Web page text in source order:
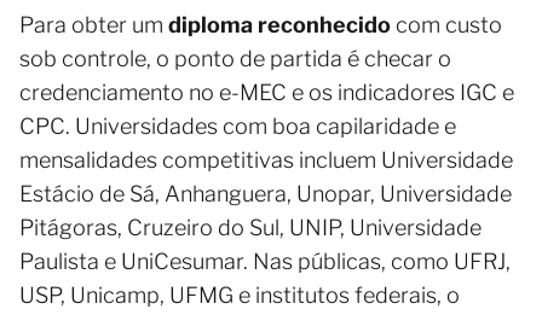
Para obter um diploma reconhecido com custo
sob controle, o ponto de partida é checar o
credenciamento no e-MEC e os indicadores IGC e
CPC. Universidades com boa capilaridade e
mensalidades competitivas incluem Universidade
Estácio de Sá, Anhanguera, Unopar, Universidade
Pitágoras, Cruzeiro do Sul, UNIP, Universidade
Paulista e UniCesumar. Nas públicas, como UFRJ,
USP, Unicamp, UFMG e institutos federais, o